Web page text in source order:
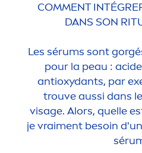
COMMENT
DANS SON
Les sérums sont
pour la peau : acide
antioxydants, par
trouve aussi dans
visage. Alors, quelle
je vraiment besoin